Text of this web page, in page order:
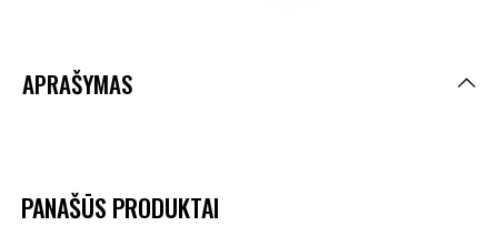
APRAŠYMAS
PANAŠŪS PRODUKTAI